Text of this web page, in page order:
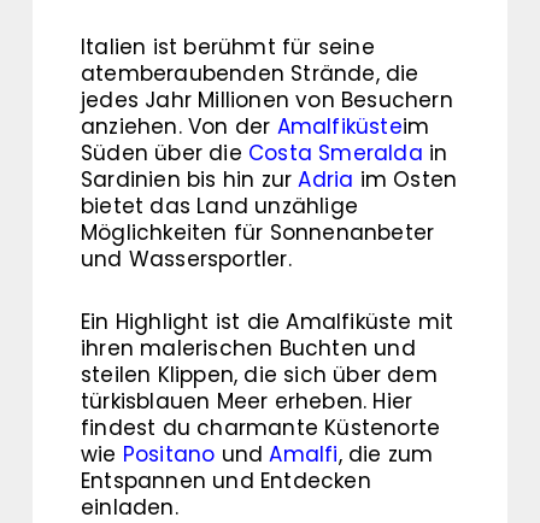
Italien ist berühmt für seine
atemberaubenden Strände, die
jedes Jahr Millionen von Besuchern
anziehen. Von der Amalfiküsteim
Süden über die Costa Smeralda in
Sardinien bis hin zurAdria im Osten
bietet das Land unzählige
Möglichkeiten für Sonnenanbeter
und Wassersportler.
Ein Highlight ist die Amalfiküste mit
ihren malerischen Buchten und
steilen Klippen, die sich über dem
türkisblauen Meer erheben. Hier
findest du charmante Küstenorte
wie Positano undAmalfi, die zum
Entspannen und Entdecken
einladen.